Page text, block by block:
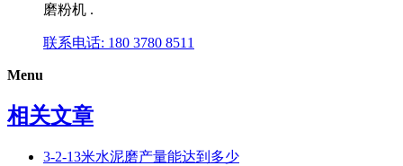
磨粉机 .
联系电话: 180 3780 8511
Menu
相关文章
3-2-13米水泥磨产量能达到多少